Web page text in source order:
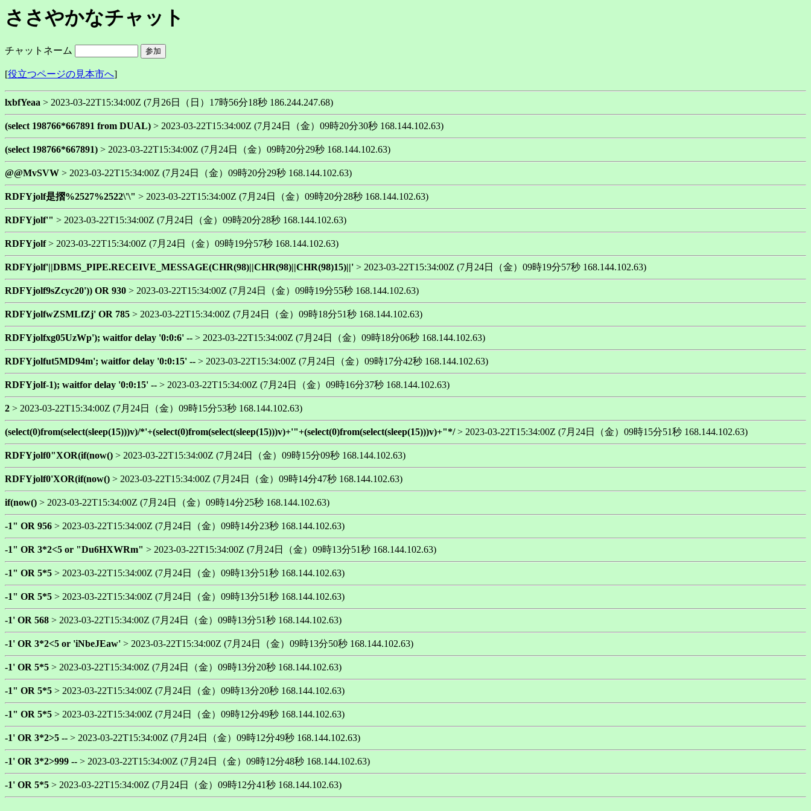
ささやかなチャット
チャットネーム
[役立つページの見本市へ]
lxbfYeaa > 2023-03-22T15:34:00Z (7月26日（日）17時56分18秒 186.244.247.68)
(select 198766*667891 from DUAL) > 2023-03-22T15:34:00Z (7月24日（金）09時20分30秒 168.144.102.63)
(select 198766*667891) > 2023-03-22T15:34:00Z (7月24日（金）09時20分29秒 168.144.102.63)
@@MvSVW > 2023-03-22T15:34:00Z (7月24日（金）09時20分29秒 168.144.102.63)
RDFYjolf是摺%2527%2522\'\" > 2023-03-22T15:34:00Z (7月24日（金）09時20分28秒 168.144.102.63)
RDFYjolf'" > 2023-03-22T15:34:00Z (7月24日（金）09時20分28秒 168.144.102.63)
RDFYjolf> 2023-03-22T15:34:00Z (7月24日（金）09時19分57秒 168.144.102.63)
RDFYjolf'||DBMS_PIPE.RECEIVE_MESSAGE(CHR(98)||CHR(98)||CHR(98)15)||' > 2023-03-22T15:34:00Z (7月24日（金）09時19分57秒 168.144.102.63)
RDFYjolf9sZcyc20')) OR 930 > 2023-03-22T15:34:00Z (7月24日（金）09時19分55秒 168.144.102.63)
RDFYjolfwZSMLfZj' OR 785 > 2023-03-22T15:34:00Z (7月24日（金）09時18分51秒 168.144.102.63)
RDFYjolfxg05UzWp'); waitfor delay '0:0:6' -- > 2023-03-22T15:34:00Z (7月24日（金）09時18分06秒 168.144.102.63)
RDFYjolfut5MD94m'; waitfor delay '0:0:15' -- > 2023-03-22T15:34:00Z (7月24日（金）09時17分42秒 168.144.102.63)
RDFYjolf-1); waitfor delay '0:0:15' -- > 2023-03-22T15:34:00Z (7月24日（金）09時16分37秒 168.144.102.63)
2 > 2023-03-22T15:34:00Z (7月24日（金）09時15分53秒 168.144.102.63)
(select(0)from(select(sleep(15)))v)/*'+(select(0)from(select(sleep(15)))v)+'"+(select(0)from(select(sleep(15)))v)+"*/> 2023-03-22T15:34:00Z (7月24日（金）09時15分51秒 168.144.102.63)
RDFYjolf0"XOR(if(now() > 2023-03-22T15:34:00Z (7月24日（金）09時15分09秒 168.144.102.63)
RDFYjolf0'XOR(if(now() > 2023-03-22T15:34:00Z (7月24日（金）09時14分47秒 168.144.102.63)
if(now() > 2023-03-22T15:34:00Z (7月24日（金）09時14分25秒 168.144.102.63)
-1" OR 956 > 2023-03-22T15:34:00Z (7月24日（金）09時14分23秒 168.144.102.63)
-1" OR 3*2<5 or "Du6HXWRm" > 2023-03-22T15:34:00Z (7月24日（金）09時13分51秒 168.144.102.63)
-1" OR 5*5 > 2023-03-22T15:34:00Z (7月24日（金）09時13分51秒 168.144.102.63)
-1" OR 5*5 > 2023-03-22T15:34:00Z (7月24日（金）09時13分51秒 168.144.102.63)
-1' OR 568 > 2023-03-22T15:34:00Z (7月24日（金）09時13分51秒 168.144.102.63)
-1' OR 3*2<5 or 'iNbeJEaw' > 2023-03-22T15:34:00Z (7月24日（金）09時13分50秒 168.144.102.63)
-1' OR 5*5 > 2023-03-22T15:34:00Z (7月24日（金）09時13分20秒 168.144.102.63)
-1" OR 5*5 > 2023-03-22T15:34:00Z (7月24日（金）09時13分20秒 168.144.102.63)
-1" OR 5*5 > 2023-03-22T15:34:00Z (7月24日（金）09時12分49秒 168.144.102.63)
-1' OR 3*2>5 -- > 2023-03-22T15:34:00Z (7月24日（金）09時12分49秒 168.144.102.63)
-1' OR 3*2>999 -- > 2023-03-22T15:34:00Z (7月24日（金）09時12分48秒 168.144.102.63)
-1' OR 5*5 > 2023-03-22T15:34:00Z (7月24日（金）09時12分41秒 168.144.102.63)